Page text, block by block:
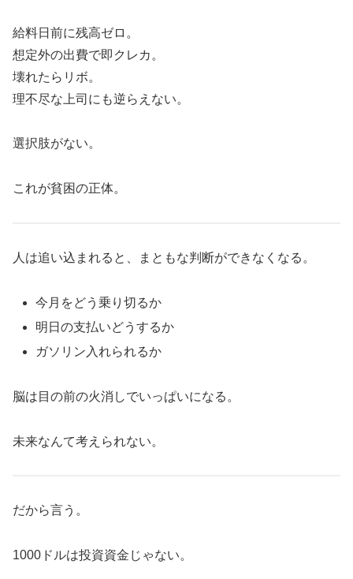
給料日前に残高ゼロ。
想定外の出費で即クレカ。
壊れたらリボ。
理不尽な上司にも逆らえない。
選択肢がない。
これが貧困の正体。
人は追い込まれると、まともな判断ができなくなる。
今月をどう乗り切るか
明日の支払いどうするか
ガソリン入れられるか
脳は目の前の火消しでいっぱいになる。
未来なんて考えられない。
だから言う。
1000ドルは投資資金じゃない。